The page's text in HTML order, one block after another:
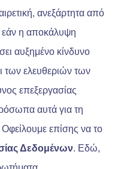
ανεξάρτητα από
εάν η αποκάλυψη
αυξημένο κίνδυνο
των ελευθεριών των
επεξεργασίας
αυτά για τη
επίσης να το
Δεδομένων. Εδώ,